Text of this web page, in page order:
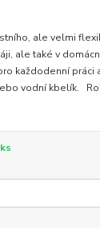
ale velmi
ale také v
každodenní práci
vodní kbelík.